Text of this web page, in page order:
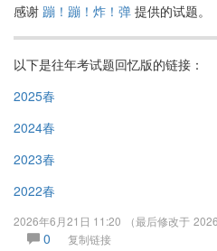
感谢 蹦！蹦！炸！弹 提供的试题。
以下是往年考试题回忆版的链接：
2025春
2024春
2023春
2022春
2026年6月21日 11:20 （最后修改于
0
复制链接